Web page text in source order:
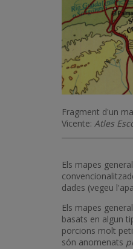
Fragment d'un
Vicente: Atles
Els mapes
dades (vegeu
Els mapes
basats en algun
porcions molt
són anomenats